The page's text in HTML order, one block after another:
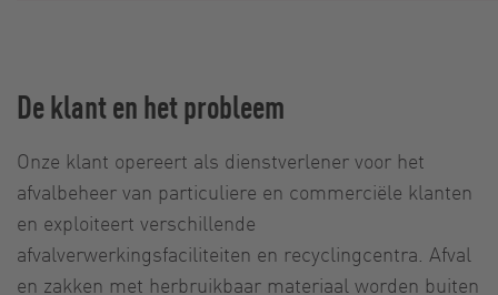
De klant en het probleem
Onze klant opereert als dienstverlener voor het
afvalbeheer van particuliere en commerciële klanten
en exploiteert verschillende
afvalverwerkingsfaciliteiten en recyclingcentra. Afval
en zakken met herbruikbaar materiaal worden buiten